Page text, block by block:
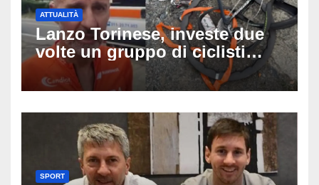
ATTUALITÀ
Lanzo Torinese, investe due
volte un gruppo di ciclisti
dopo una lite: arrestato
73enne, il racconto choc di un
SPORT